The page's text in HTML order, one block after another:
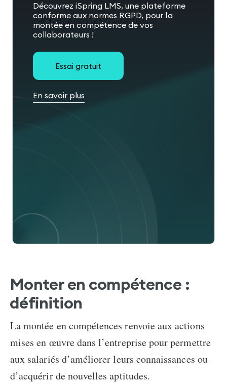
Découvrez iSpring LMS, une plateforme
conforme aux normes RGPD, pour la
montée en compétence de vos
collaborateurs !
Essai gratuit
En savoir plus
Monter en compétence :
définition
La montée en compétences renvoie aux actions
mises en œuvre dans l’entreprise pour permettre
aux salariés d’améliorer leurs connaissances ou
d’acquérir de nouvelles aptitudes.